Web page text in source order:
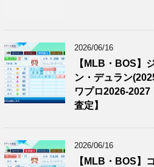
2026/06/16
【MLB・BOS】
ン・デュラン
ワプロ2026-2027
査定】
2026/06/16
【MLB・BOS】